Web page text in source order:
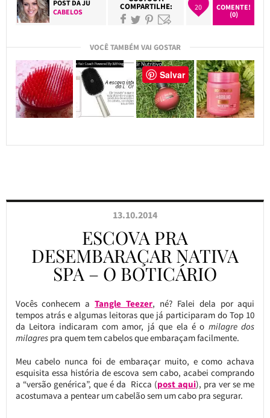
POST DAJU
CABELOS
COMPARTILHE: 20
COMENTE!
(0)
VOCÊ TAMBÉM VAI GOSTAR
13.10.2014
ESCOVA PRA
DESEMBARAÇAR NATIVA
SPA – O BOTICÁRIO
Vocês conhecem aTangle Teezer, né? Falei dela por aqui
tempos atrás e algumas leitoras que já participaram do Top 10
da Leitora indicaram com amor, já que ela é o milagre dos
milagrespra quem tem cabelos que embaraçam facilmente.
Meu cabelo nunca foi de embaraçar muito, e como achava
esquisita essa história de escova sem cabo, acabei comprando
a “versão genérica”, que é da Ricca (post aqui), pra ver se me
acostumava a pentear um cabelão sem um cabo pra segurar.
Salvar